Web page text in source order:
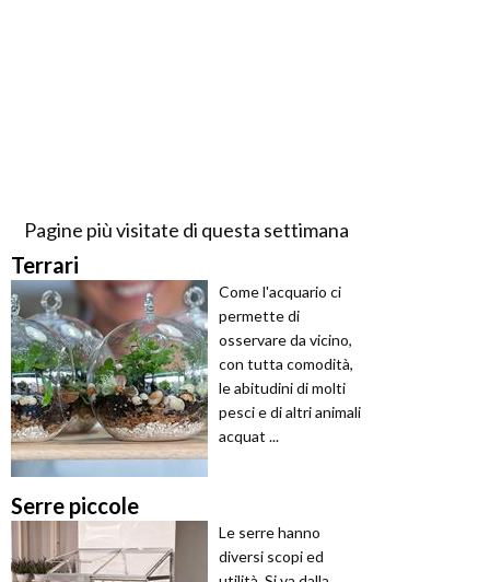
Pagine più visitate di questa settimana
Terrari
Come l'acquario ci
permette di
osservare da vicino,
con tutta comodità,
le abitudini di molti
pesci e di altri animali
acquat ...
Serre piccole
Le serre hanno
diversi scopi ed